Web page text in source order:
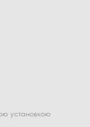
установкою